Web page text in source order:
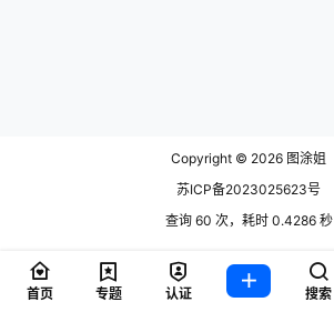
Copyright © 2026 图涂姐
苏ICP备2023025623号
查询 60 次，耗时 0.4286 秒
首页 专题 认证 搜索